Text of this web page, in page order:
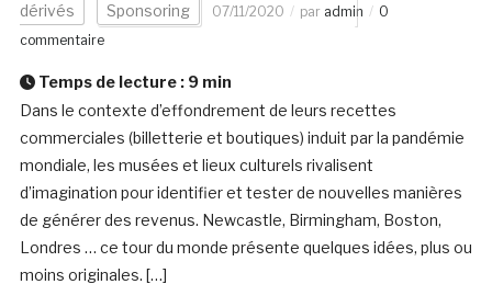
dérivés Sponsoring 07/11/2020 par admin
0
commentaire
Temps de lecture : 9 min
Dans le contexte d’effondrement de leurs recettes
commerciales (billetterie et boutiques) induit par la pandémie
mondiale, les musées et lieux culturels rivalisent
d’imagination pour identifier et tester de nouvelles manières
de générer des revenus. Newcastle, Birmingham, Boston,
Londres … ce tour du monde présente quelques idées, plus ou
moins originales. […]